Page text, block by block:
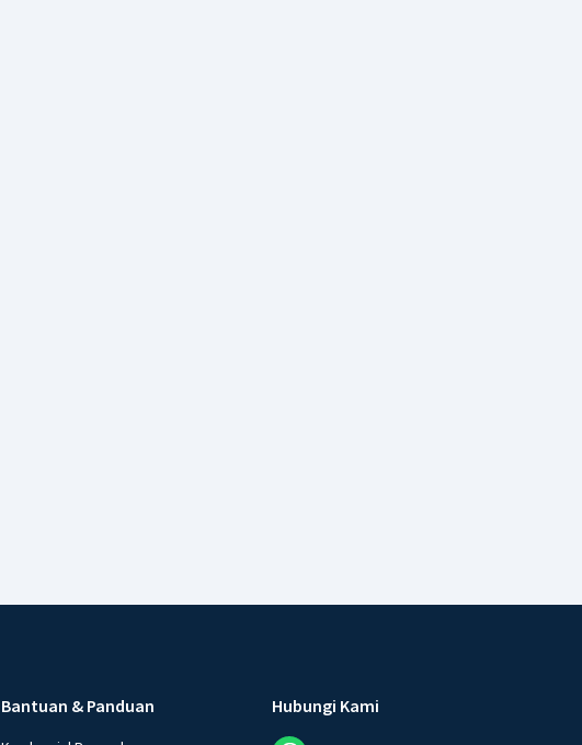
Bantuan & Panduan Hubungi Kami